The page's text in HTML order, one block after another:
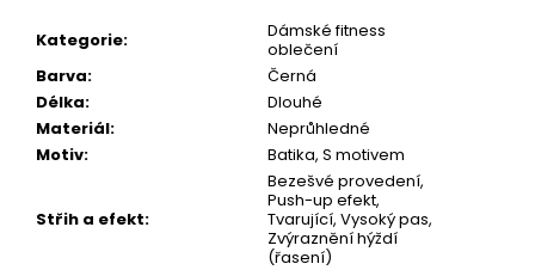
Kategorie:
Dámské fitness
oblečení
Barva:
Černá
Délka:
Dlouhé
Materiál:
Neprůhledné
Motiv: Batika, S motivem
Střih a efekt:
Bezešvé provedení,
Push-up efekt,
Tvarující, Vysoký pas,
Zvýraznění hýždí
(řasení)